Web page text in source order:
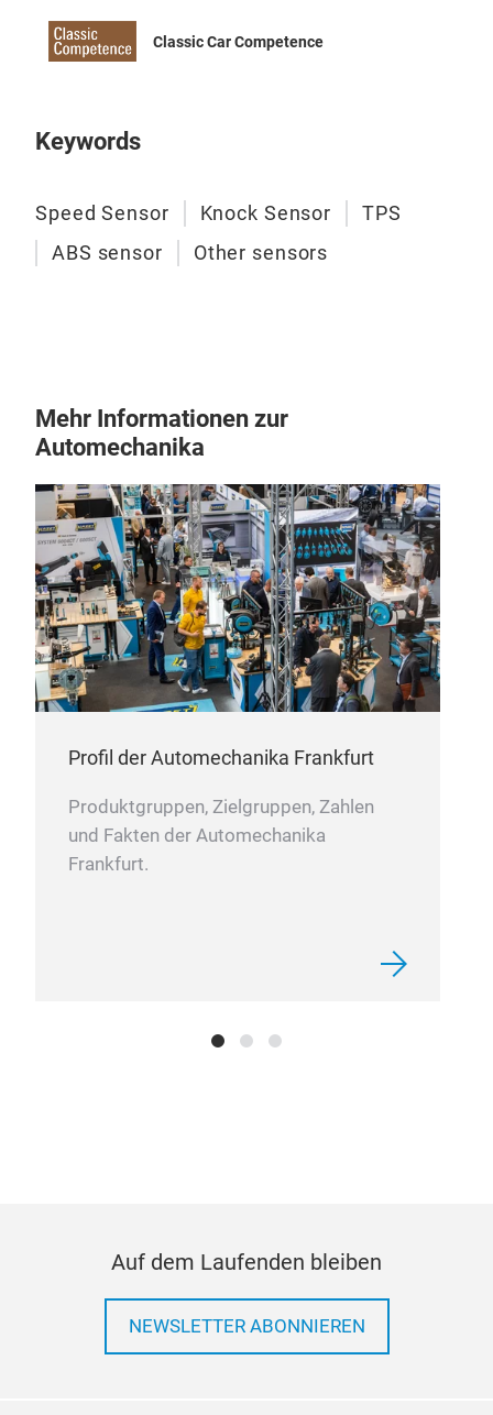
Classic Car Competence
Keywords
Speed Sensor Knock Sensor
TPS
ABS sensor
Other sensors
Mehr Informationen zur
Automechanika
Profil der Automechanika Frankfurt
Produktgruppen, Zielgruppen, Zahlen
und Fakten der Automechanika
Frankfurt.
Auf dem Laufenden bleiben
NEWSLETTER ABONNIEREN